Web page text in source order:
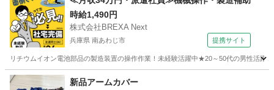
時給1,490円
株式会社BREXA Next
兵庫県 南あわじ市 提携サイト
リチウムイオン電池部品の製造装置の操作作業！未経験活躍中★20～50代の男性活
兵庫 南あわじ市 その他
新品アームカバー